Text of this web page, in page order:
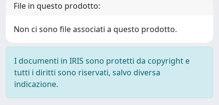
File in questo prodotto:
Non ci sono file associati a questo prodotto.
I documenti in IRIS sono protetti da copyright e
tutti i diritti sono riservati, salvo diversa
indicazione.